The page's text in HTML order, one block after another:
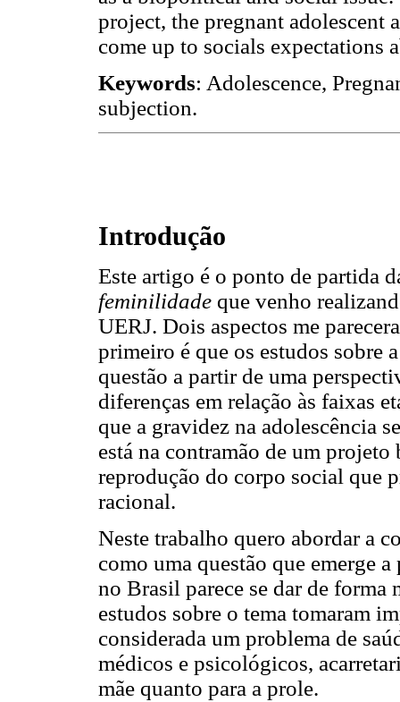
project, the pregnant adolescent
come up to socials expectations
Keywords: Adolescence,
subjection.
Introdução
Este artigo é o ponto de partida
feminilidade que venho
UERJ. Dois aspectos me
primeiro é que os estudos sobre
questão a partir de uma
diferenças em relação às faixas
que a gravidez na adolescência
está na contramão de um
reprodução do corpo social que
racional.
Neste trabalho quero abordar a
como uma questão que emerge
no Brasil parece se dar de forma
estudos sobre o tema tomaram
considerada um problema de
médicos e psicológicos,
mãe quanto para a prole.